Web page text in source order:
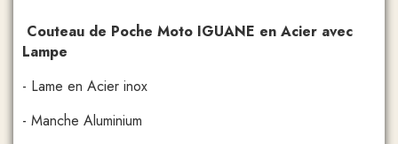
Couteau de Poche Moto IGUANE en Acier avec
Lampe
- Lame en Acier inox
- Manche Aluminium